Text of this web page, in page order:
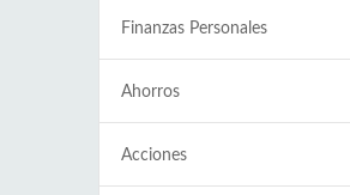
Finanzas Personales
Ahorros
Acciones